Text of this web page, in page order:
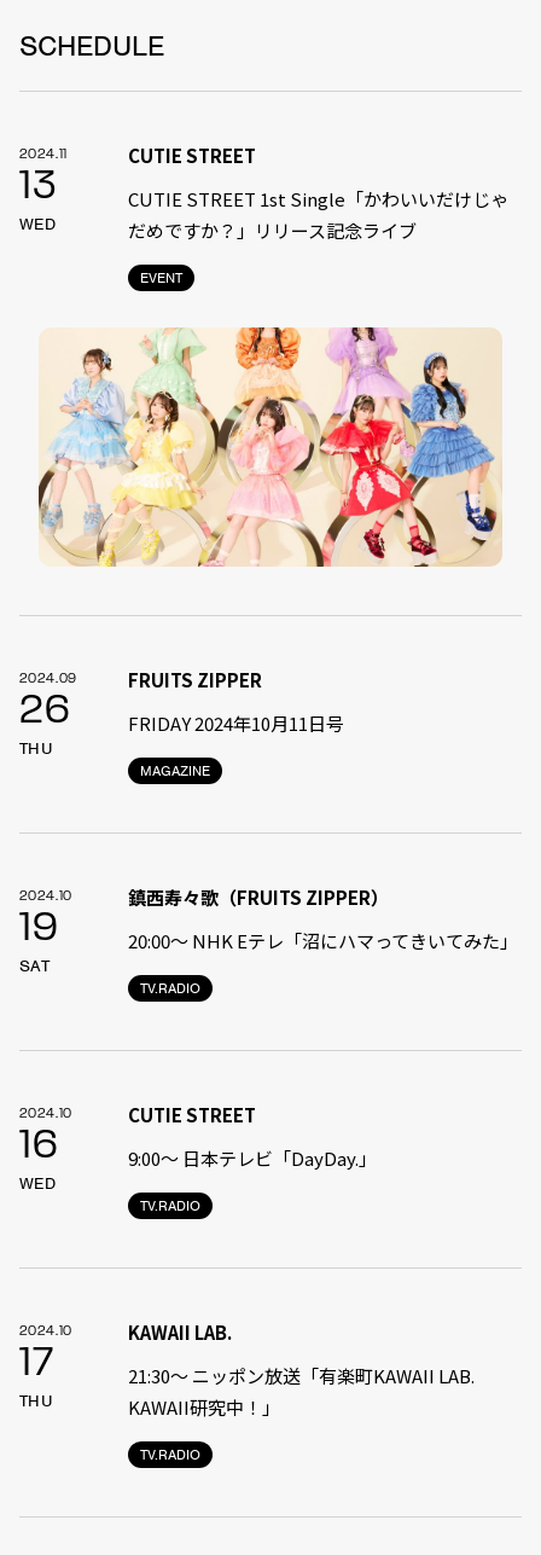
SCHEDULE
2024.11
13
WED
EVENT
CUTIE STREET
CUTIE STREET 1st Single「かわいいだけじゃ
だめですか？」リリース記念ライブ
2024.09
26
THU
MAGAZINE
FRUITS ZIPPER
FRIDAY 2024年10月11日号
2024.10
19
SAT
TV.RADIO
鎮西寿々歌（FRUITS ZIPPER）
20:00～ NHK Eテレ「沼にハマってきいてみた」
2024.10
16
WED
TV.RADIO
CUTIE STREET
9:00〜 日本テレビ「DayDay.」
2024.10
17
THU
TV.RADIO
KAWAII LAB.
21:30〜 ニッポン放送「有楽町KAWAII LAB.
KAWAII研究中！」